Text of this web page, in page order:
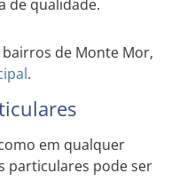
de qualidade.
de Monte Mor,
.
em qualquer
particulares pode ser